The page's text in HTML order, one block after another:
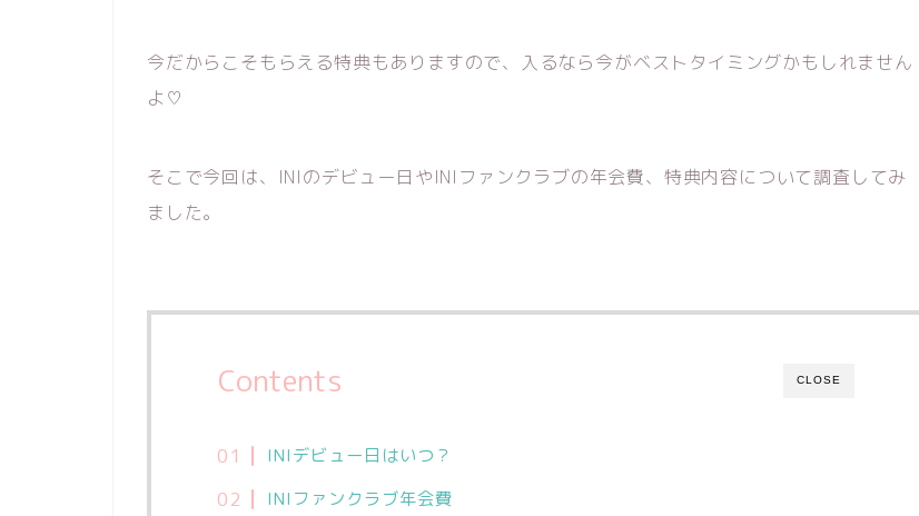
今だからこそもらえる特典もありますので、入るなら今がベストタイミングかもしれません
よ♡
そこで今回は、INIのデビュー日やINIファンクラブの年会費、特典内容について調査してみ
ました。
CLOSE
Contents
INIデビュー日はいつ？
INIファンクラブ年会費